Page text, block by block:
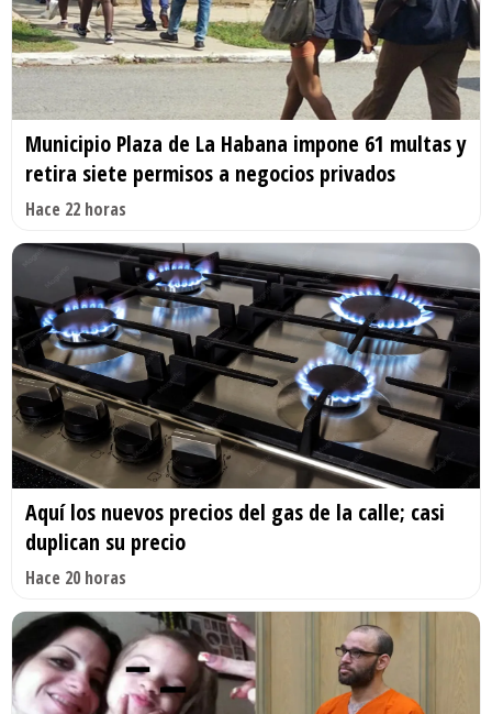
Municipio Plaza de La Habana impone 61 multas y
retira siete permisos a negocios privados
Hace 22 horas
Aquí los nuevos precios del gas de la calle; casi
duplican su precio
Hace 20 horas